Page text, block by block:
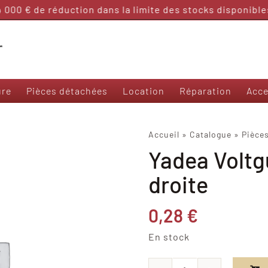
€ de réduction dans la limite des stocks
Nos modèles 50 et sans permis
Pièces détachées Location Réparation
Accueil » Catalogue »
Yadea
droite
0,28 €
En stock